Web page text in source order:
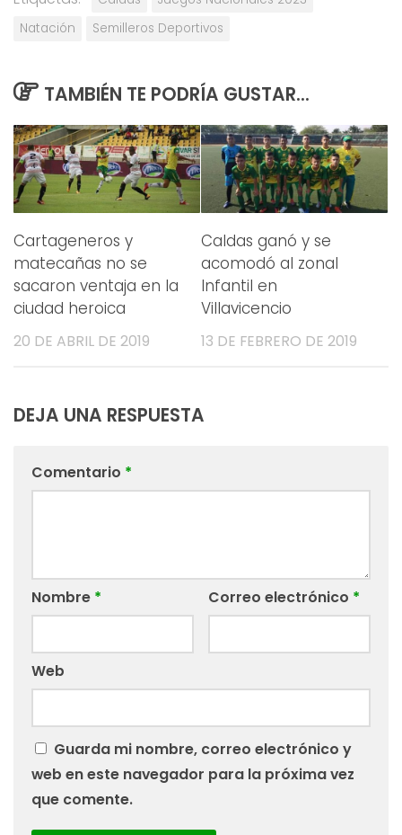
Natación
Semilleros Deportivos
TAMBIÉN TE PODRÍA GUSTAR...
Cartageneros y
matecañas no se
sacaron ventaja en la
ciudad heroica
20 DE ABRIL DE 2019
Caldas ganó y se
acomodó al zonal
Infantil en
Villavicencio
13 DE FEBRERO DE 2019
DEJA UNA RESPUESTA
Comentario *
Nombre * Correo electrónico *
Web
Guarda mi nombre, correo electrónico y
web en este navegador para la próxima vez
que comente.